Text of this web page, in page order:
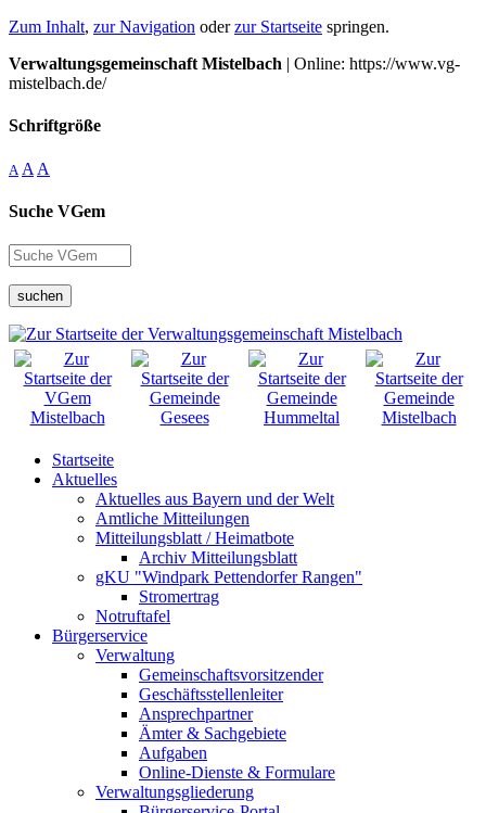
Zum Inhalt, zur Navigation oderzur Startseite springen.
Verwaltungsgemeinschaft Mistelbach | Online: https://www.vg-
mistelbach.de/
Schriftgröße
A A A
Suche VGem
suchen
Startseite
Aktuelles
Aktuelles aus Bayern und der Welt
Amtliche Mitteilungen
Mitteilungsblatt / Heimatbote
Archiv Mitteilungsblatt
gKU "Windpark Pettendorfer Rangen"
Stromertrag
Notruftafel
Bürgerservice
Verwaltung
Gemeinschaftsvorsitzender
Geschäftsstellenleiter
Ansprechpartner
Ämter & Sachgebiete
Aufgaben
Online-Dienste & Formulare
Verwaltungsgliederung